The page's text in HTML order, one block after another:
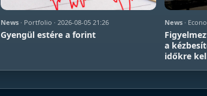
News· Portfolio · 2026-08-05 21:26
Gyengül estére a forint
News ·
a
időkre